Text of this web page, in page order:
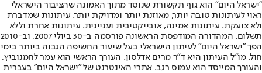
"ישראל היום" הוא גוף תקשורת שנוסד מתוך האמונה שהציבור הישראלי
ראוי לעיתונות טובה יותר, מאוזנת יותר ומדויקת יותר. עיתונות שמדברת
ולא צועקת. עיתונות אמינה, אובייקטיבית ועניינית. עיתונות אחרת וללא
תשלום. המהדורה המודפסת הראשונה פורסמה ב-30 ביולי 2007, וב-2010
הפך "ישראל היום" לעיתון הישראלי בעל שיעור החשיפה הגבוה ביותר בימי
חול. מו"ל העיתון היא ד"ר מרים אדלסון. העורך הראשי הוא עמר לחמנוביץ,
והעורך המייסד הוא עמוס רגב. אתרי האינטרנט של "ישראל היום" בעברית